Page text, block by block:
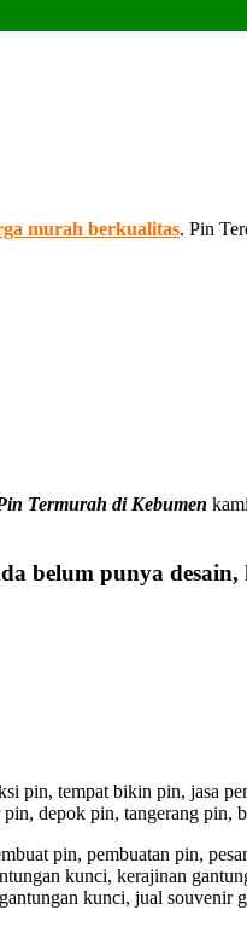
murah berkualitas. Pin
Termurah di Kebumen
belum punya desain,
pin, tempat bikin pin, jasa
depok pin, tangerang pin,
pin, pembuatan pin,
kunci, kerajinan
kunci, jual souvenir